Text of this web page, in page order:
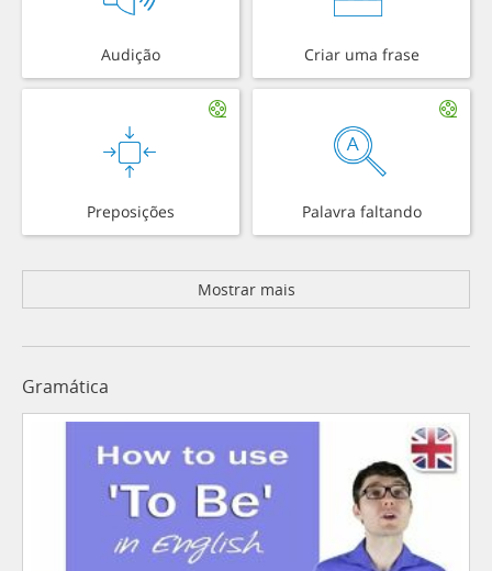
Audição Criar uma frase
Preposições Palavra faltando
Mostrar mais
Gramática